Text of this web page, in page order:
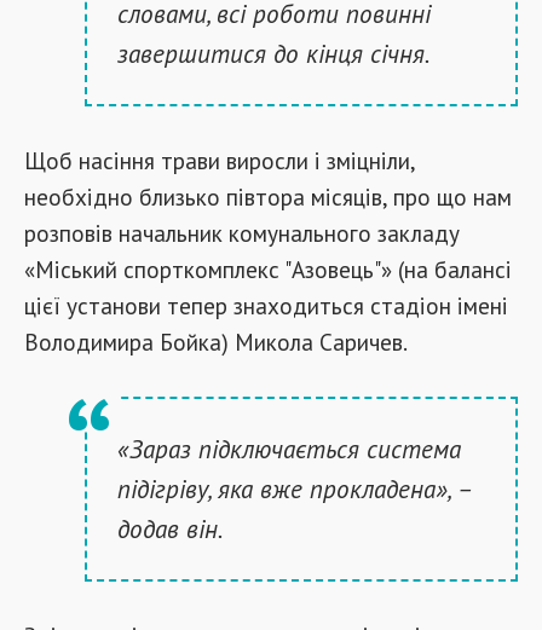
словами, всі роботи повинні
завершитися до кінця січня.
Щоб насіння трави виросли і зміцніли,
необхідно близько півтора місяців, про що нам
розповів начальник комунального закладу
«Міський спорткомплекс "Азовець"» (на балансі
цієї установи тепер знаходиться стадіон імені
Володимира Бойка) Микола Саричев.
«Зараз підключається система
підігріву, яка вже прокладена», –
додав він.